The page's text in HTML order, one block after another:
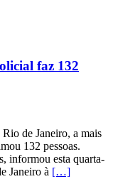
faz 132
de Janeiro, a mais
132 pessoas.
informou esta quarta-
Janeiro à […]